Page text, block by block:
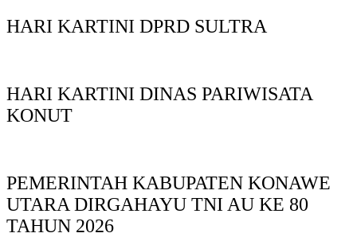
HARI KARTINI DPRD SULTRA
HARI KARTINI DINAS PARIWISATA
KONUT
PEMERINTAH KABUPATEN KONAWE
UTARA DIRGAHAYU TNI AU KE 80
TAHUN 2026